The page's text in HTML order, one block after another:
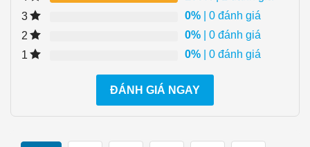
3
0% | 0 đánh giá
2
0% | 0 đánh giá
1
0% | 0 đánh giá
ĐÁNH GIÁ NGAY